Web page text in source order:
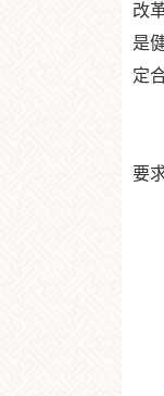
改
是
定
《
要
教
各